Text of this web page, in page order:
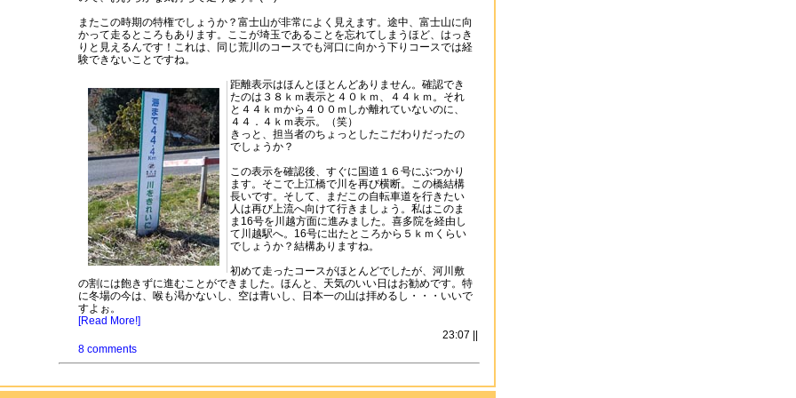
またこの時期の特権でしょうか？富士山が非常によく見えます。途中、富士山に向
かって走るところもあります。ここが埼玉であることを忘れてしまうほど、はっき
りと見えるんです！これは、同じ荒川のコースでも河口に向かう下りコースでは経
験できないことですね。
距離表示はほんとほとんどありません。確認でき
たのは３８ｋｍ表示と４０ｋｍ、４４ｋｍ。それ
と４４ｋｍから４００ｍしか離れていないのに、
４４．４ｋｍ表示。（笑）
きっと、担当者のちょっとしたこだわりだったの
でしょうか？
この表示を確認後、すぐに国道１６号にぶつかり
ます。そこで上江橋で川を再び横断。この橋結構
長いです。そして、まだこの自転車道を行きたい
人は再び上流へ向けて行きましょう。私はこのま
ま16号を川越方面に進みました。喜多院を経由し
て川越駅へ。16号に出たところから５ｋｍくらい
でしょうか？結構ありますね。
初めて走ったコースがほとんどでしたが、河川敷
の割には飽きずに進むことができました。ほんと、天気のいい日はお勧めです。特
に冬場の今は、喉も渇かないし、空は青いし、日本一の山は拝めるし・・・いいで
すよぉ。
[Read More!]
23:07 ||
8 comments